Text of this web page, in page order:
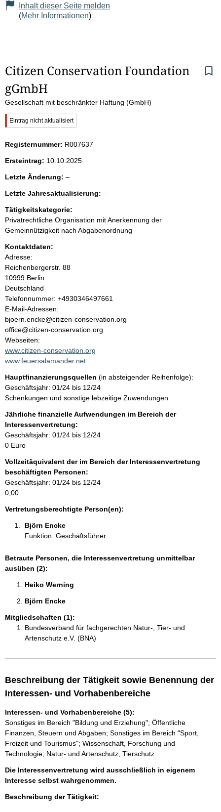
Inhalt dieser Seite melden
(Mehr Informationen)
S
e
i
t
e
n
i
n
h
a
l
t
Citizen Conservation Foundation
gGmbH
Gesellschaft mit beschränkter Haftung (GmbH)
W
i
h
i
r
i
n
w
i
Eintrag nicht aktualisiert
Registernummer: R007637
Ersteintrag: 10.10.2025
Letzte Änderung: –l
e
r
Letzte Jahresaktualisierung: –l
r
Tätigkeitskategorie:
Privatrechtliche Organisation mit Anerkennung der
Gemeinnützigkeit nach Abgabenordnung
Kontaktdaten:
Adresse:
Reichenbergerstr. 88
10999 Berlin
Deutschland
K
o
n
t
a
k
t
n
f
o
r
m
a
t
o
n
e
n
:
Telefonnummer: +4930346497661
E-Mail-Adressen:
bjoern.encke@citizen-conservation.org
office@citizen-conservation.org
Webseiten:
www.citizen-conservation.org
www.feuersalamander.net
Hauptfinanzierungsquellen (in absteigender Reihenfolge):
Geschäftsjahr: 01/24 bis 12/24
Schenkungen und sonstige lebzeitige Zuwendungen
Jährliche finanzielle Aufwendungen im Bereich der
Interessenvertretung:
Geschäftsjahr: 01/24 bis 12/24
0 Euro
Vollzeitäquivalent der im Bereich der Interessenvertretung
beschäftigten Personen:
Geschäftsjahr: 01/24 bis 12/24
0,00
Vertretungsberechtigte Person(en):
Björn Encke
Funktion: Geschäftsführer
Betraute Personen, die Interessenvertretung unmittelbar
ausüben (2):
Heiko Werning
Björn Encke
Mitgliedschaften (1):
Bundesverband für fachgerechten Natur-, Tier- und
Artenschutz e.V. (BNA)
Beschreibung der Tätigkeit sowie Benennung der
Interessen- und Vorhabenbereiche
Interessen- und Vorhabenbereiche (5):
Sonstiges im Bereich "Bildung und Erziehung"; Öffentliche
Finanzen, Steuern und Abgaben; Sonstiges im Bereich "Sport,
Freizeit und Tourismus"; Wissenschaft, Forschung und
Technologie; Natur- und Artenschutz, Tierschutz
Die Interessenvertretung wird ausschließlich in eigenem
Interesse selbst wahrgenommen.
Beschreibung der Tätigkeit: